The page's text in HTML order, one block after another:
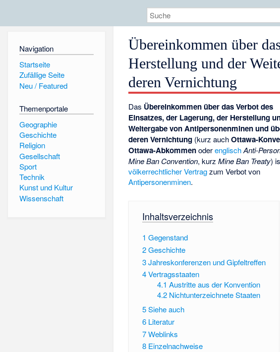
Navigation
Startseite
Zufällige Seite
Neu / Featured
Themenportale
Geographie
Geschichte
Religion
Gesellschaft
Sport
Technik
Kunst und Kultur
Wissenschaft
Übereinkommen über
Herstellung und der
deren Vernichtung
Das Übereinkommen über das Verbot des
Einsatzes, der Lagerung, der Herstellung
Weitergabe von Antipersonenminen und
deren Vernichtung (kurz auchOttawa-
Ottawa-Abkommenoderenglisch Anti-
Mine Ban Convention, kurzMine Ban Treaty)
völkerrechtlicher Vertragzum Verbot von
Antipersonenminen.
Inhaltsverzeichnis
1 Gegenstand
2Geschichte
3Jahreskonferenzen und Gipfeltreffen
4Vertragsstaaten
4.1 Austritte aus der Konvention
4.2 Nichtunterzeichnete Staaten
5Siehe auch
6 Literatur
7Weblinks
8 Einzelnachweise